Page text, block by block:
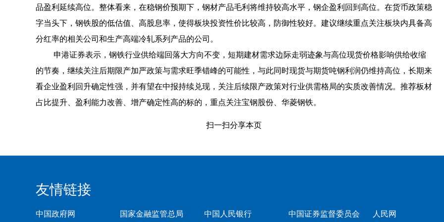
品盈利延续高位。整体看来，在稳钢价预期下，钢材产品毛利将维持较高水平，钢企盈利回到高位。在货币政策稳
字当头下，钢铁股的低估值、高股息率，使得板块投资性价比较高，防御性较好。建议继续重点关注板块内具备高
分红率的相关公司和生产高端冷轧系列产品的公司。
申港证券表示，钢铁行业供给端回落大方向不变，短期建材需求边际走弱迹象与高位现货价格影响供给收缩
的节奏，继续关注后期限产加严政策与需求旺季错峰的可能性，与此同时现货与期货吨钢利润仍维持高位，长期来
看企业盈利回升确定性强，并有望在中报持续兑现，关注后续限产政策对行业供需格局的实质改善情况。推荐板材
占比提升、盈利能力改善、增产确定性高的标的，重点关注宝钢股份、华菱钢铁。
扫一扫分享本页
友情链接
中国政府网 国家金融监管总局 中国人民银行 中国证券监督委员会 人民网